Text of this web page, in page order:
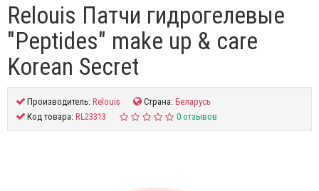
Relouis Патчи гидрогелевые
"Peptides" make up & care
Korean Secret
Производитель:Relouis Страна:Беларусь
Код товара:RL23313 0 отзывов